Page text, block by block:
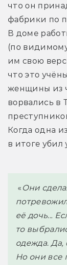
что он
фабрики по
В доме
(по
им свою
что это
женщины из
ворвались в
Когда одна
в итоге убил
« Они
её дочь...
то
одежда. Да,
Но они все